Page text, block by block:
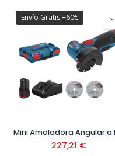
Envío Gratis +60€
227,21 €